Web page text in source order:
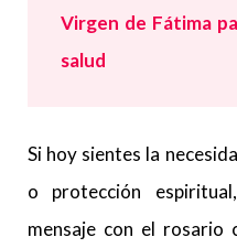
Virgen de Fátima
salud
Si hoy sientes la
o protección
mensaje con el rosario